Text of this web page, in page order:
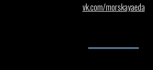
vk.com/morskayaeda